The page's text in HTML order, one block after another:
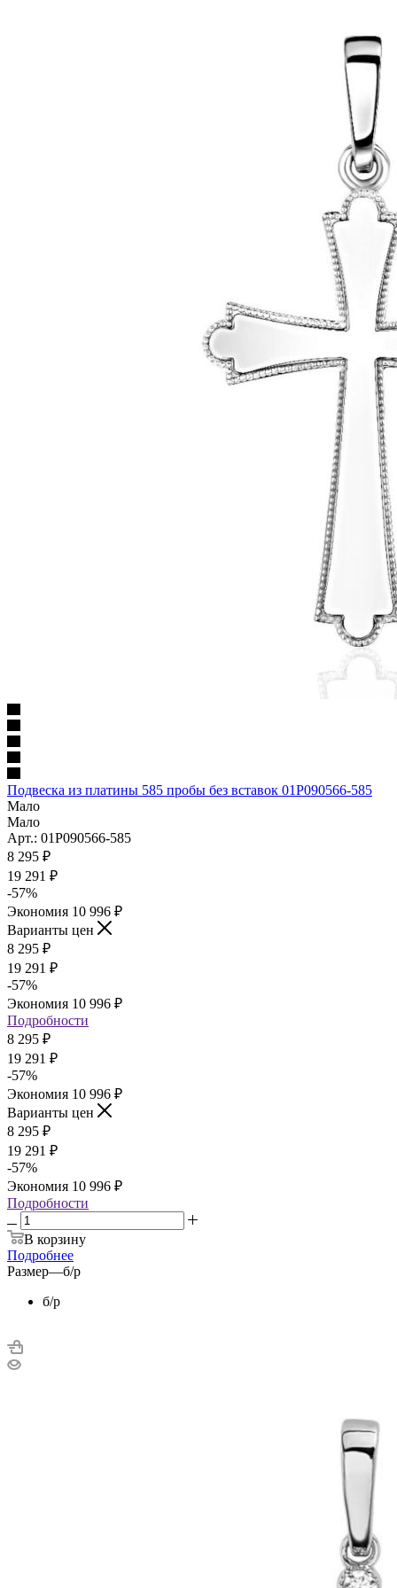
Подвеска из платины 585 пробы без вставок 01Р090566-585
Мало
Мало
Арт.: 01Р090566-585
8 295 ₽
19 291 ₽
-57%
Экономия 10 996 ₽
Варианты цен
8 295 ₽
19 291 ₽
-57%
Экономия 10 996 ₽
Подробности
8 295 ₽
19 291 ₽
-57%
Экономия 10 996 ₽
Варианты цен
8 295 ₽
19 291 ₽
-57%
Экономия 10 996 ₽
Подробности
В корзину
Подробнее
Размер—б/р
б/р